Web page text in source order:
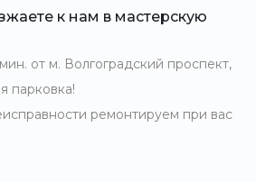
к нам в мастерскую
мин. от м. Волгоградский проспект,
парковка!
ремонтируем при вас